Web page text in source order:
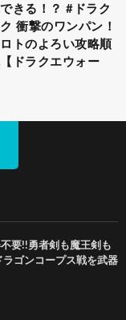
きる！？ #ドラク
衝撃のワンパン！
トのよろい攻略順
ドラクエウォー
要!!勇者剣も魔王剣も
ゴンコープス戦を武器